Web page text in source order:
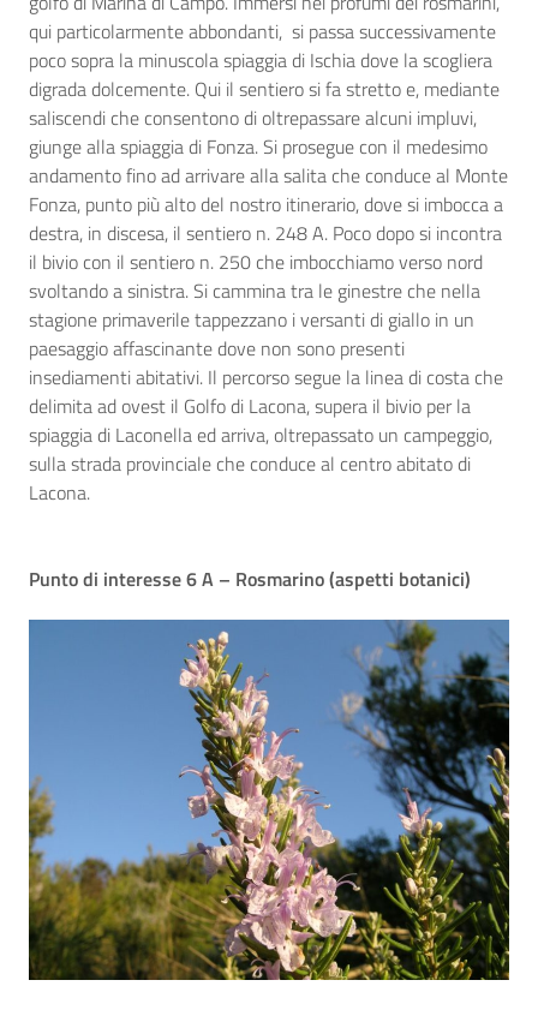
qui particolarmente abbondanti, si passa successivamente
poco sopra la minuscola spiaggia di Ischia dove la scogliera
digrada dolcemente. Qui il sentiero si fa stretto e, mediante
saliscendi che consentono di oltrepassare alcuni impluvi,
giunge alla spiaggia di Fonza. Si prosegue con il medesimo
andamento fino ad arrivare alla salita che conduce al Monte
Fonza, punto più alto del nostro itinerario, dove si imbocca a
destra, in discesa, il sentiero n. 248 A. Poco dopo si incontra
il bivio con il sentiero n. 250 che imbocchiamo verso nord
svoltando a sinistra. Si cammina tra le ginestre che nella
stagione primaverile tappezzano i versanti di giallo in un
paesaggio affascinante dove non sono presenti
insediamenti abitativi. Il percorso segue la linea di costa che
delimita ad ovest il Golfo di Lacona, supera il bivio per la
spiaggia di Laconella ed arriva, oltrepassato un campeggio,
sulla strada provinciale che conduce al centro abitato di
Lacona.
Punto di interesse 6 A – Rosmarino (aspetti botanici)